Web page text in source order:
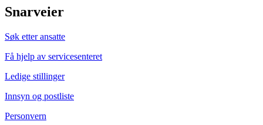
Snarveier
Søk etter ansatte
Få hjelp av servicesenteret
Ledige stillinger
Innsyn og postliste
Personvern